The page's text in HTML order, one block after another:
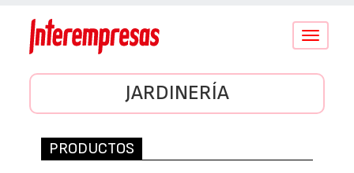
Conmutar
JARDINERÍA
PRODUCTOS